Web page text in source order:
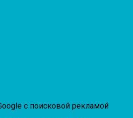
с поисковой рекламой